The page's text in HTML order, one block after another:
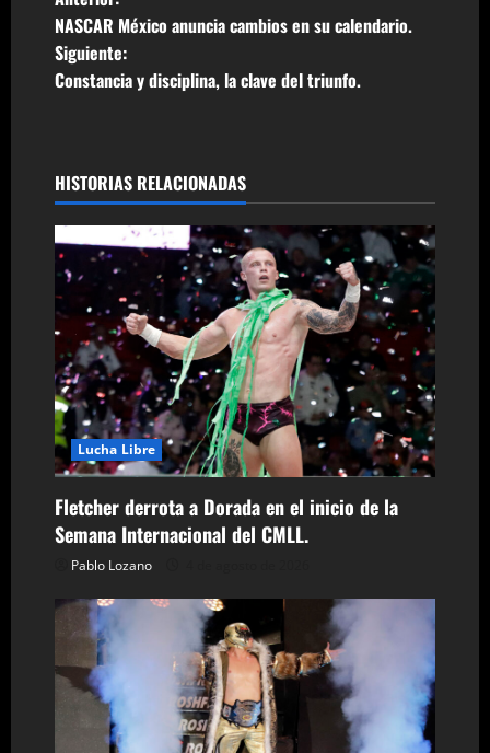
a
v
g
a
c
i
ó
n
d
e
e
n
NASCAR México anuncia cambios en su calendario.
Siguiente:
Constancia y disciplina, la clave del triunfo.
HISTORIAS RELACIONADAS
Lucha Libre
Fletcher derrota a Dorada en el inicio de la
Semana Internacional del CMLL.
Pablo Lozano